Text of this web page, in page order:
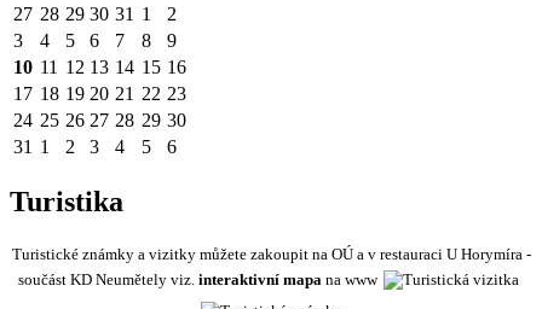
27 28 29 30 31 1
2
3
4 5 6 7 8
9
10 11 12 13 14 15 16
17 18 19 20 21 22 23
24 25 26 27 28 29 30
31 1 2 3 4 5 6
Turistika
Turistické známky a vizitky můžete zakoupit na OÚ a v restauraci U Horymíra -
součást KD Neumětely viz. interaktivní mapa na www